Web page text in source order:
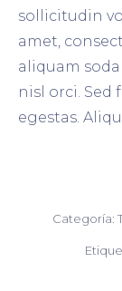
sollicitudin
amet,
aliquam
nisl orci. Sed
egestas.
Categoría: